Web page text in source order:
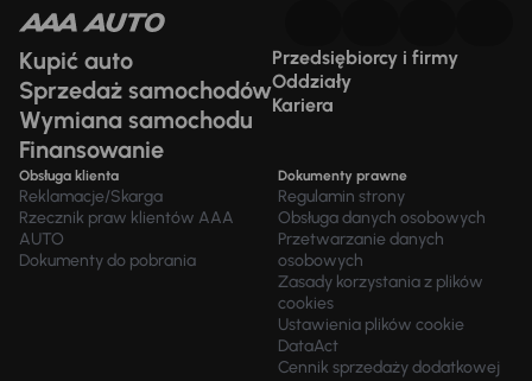
Kupić auto
Sprzedaż samochodów
Wymiana samochodu
Finansowanie
Przedsiębiorcy i firmy
Oddziały
Kariera
Obsługa klienta
Reklamacje/Skarga
Rzecznik praw klientów AAA
AUTO
Dokumenty do pobrania
Dokumenty prawne
Regulamin strony
Obsługa danych osobowych
Przetwarzanie danych
osobowych
Zasady korzystania z plików
cookies
Ustawienia plików cookie
DataAct
Cennik sprzedaży dodatkowej